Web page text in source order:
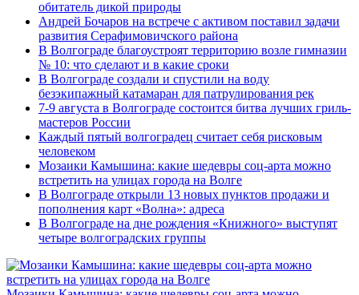
обитатель дикой природы
Андрей Бочаров на встрече с активом поставил задачи
развития Серафимовичского района
В Волгограде благоустроят территорию возле гимназии
№ 10: что сделают и в какие сроки
В Волгограде создали и спустили на воду
безэкипажный катамаран для патрулирования рек
7-9 августа в Волгограде состоится битва лучших гриль-
мастеров России
Каждый пятый волгоградец считает себя рисковым
человеком
Мозаики Камышина: какие шедевры соц-арта можно
встретить на улицах города на Волге
В Волгограде открыли 13 новых пунктов продажи и
пополнения карт «Волна»: адреса
В Волгограде на дне рождения «Книжного» выступят
четыре волгоградских группы